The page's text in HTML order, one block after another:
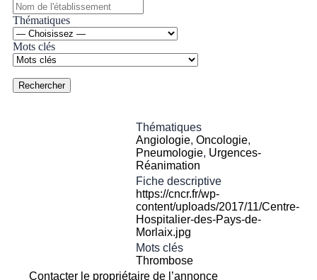
Thématiques
Mots clés
Thématiques
Angiologie, Oncologie,
Pneumologie, Urgences-
Réanimation
Fiche descriptive
https://cncr.fr/wp-
content/uploads/2017/11/Centre-
Hospitalier-des-Pays-de-
Morlaix.jpg
Mots clés
Thrombose
Contacter le propriétaire de l’annonce